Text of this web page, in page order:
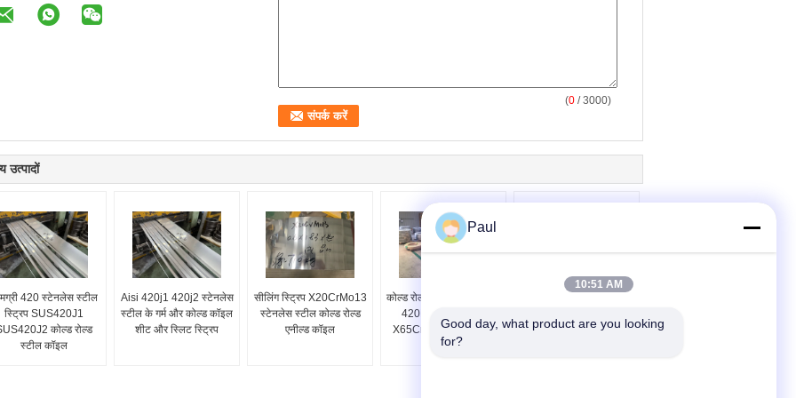
(0 / 3000)
उत्पादों
420 स्टेनलेस स्टील
स्ट्रिप SUS420J1
कोल्ड रोल्ड
स्टील कॉइल
Aisi 420j1 420j2 स्टेनलेस
स्टील के गर्म और कोल्ड कॉइल
शीट और स्लिट स्ट्रिप
सीलिंग स्ट्रिप X20CrMo13
स्टेनलेस स्टील कोल्ड रोल्ड
एनील्ड कॉइल
कोल्ड रोल्ड स्ट्रिप स्टील AISI
420D 1.4037 DIN
X65Cr13 स्टेनलेस स्टील
कॉइल
स्टेनलेस स्टील शीट
Paul
10:51 AM
Good day, what product are you looking
for?